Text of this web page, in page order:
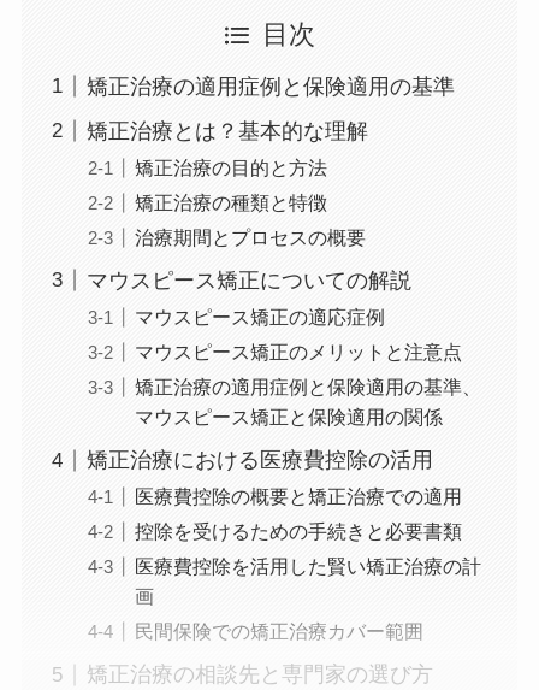
目次
矯正治療の適用症例と保険適用の基準
矯正治療とは？基本的な理解
矯正治療の目的と方法
矯正治療の種類と特徴
治療期間とプロセスの概要
マウスピース矯正についての解説
マウスピース矯正の適応症例
マウスピース矯正のメリットと注意点
矯正治療の適用症例と保険適用の基準、
マウスピース矯正と保険適用の関係
矯正治療における医療費控除の活用
医療費控除の概要と矯正治療での適用
控除を受けるための手続きと必要書類
医療費控除を活用した賢い矯正治療の計
画
民間保険での矯正治療カバー範囲
矯正治療の相談先と専門家の選び方